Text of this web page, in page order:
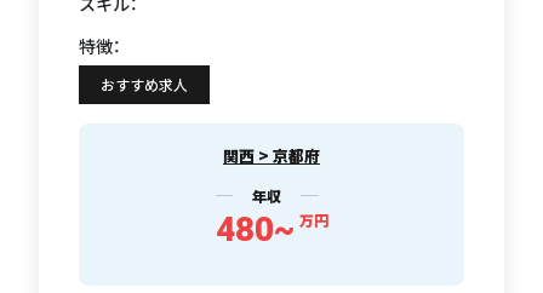
特徴：
おすすめ求人
関西 > 京都府
年収
480~ 万円